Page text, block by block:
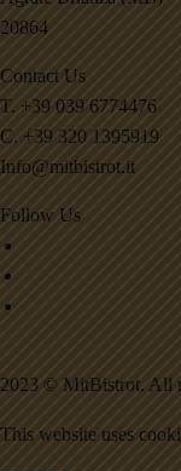
20864
Contact Us
T. +39 039 6774476
C. +39 320 1395919
Info@mitbistrot.it
Follow Us
2023 © MitBistrot. All
This website uses